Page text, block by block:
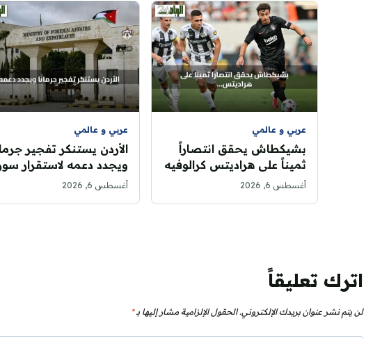
عربي و عالمي
بشيكطاش يحقق انتصاراً
ثميناً على هراديتس كرالوفيه
في ذهاب تصفيات الدوري
أغسطس 6, 2026
عربي و عالمي
الأردن يستنكر تفجير
ويجدد دعمه لاستقرار
أغسطس 6, 2026
اترك تعليقاً
لن يتم نشر عنوان بريدك الإلكتروني. الحقول الإلزامية مشار إليها بـ*